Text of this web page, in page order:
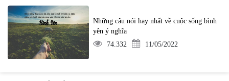
Những câu nói hay nhất về cuộc sống bình
yên ý nghĩa
74.332
11/05/2022